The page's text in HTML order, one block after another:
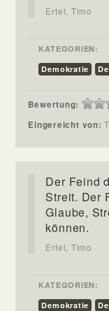
Ertel, Timo
KATEGORIEN:
Demokratie
Bewertung:
Eingereicht von:
Der Feind
Streit. Der
Glaube,
können.
Ertel, Timo
KATEGORIEN:
Demokratie